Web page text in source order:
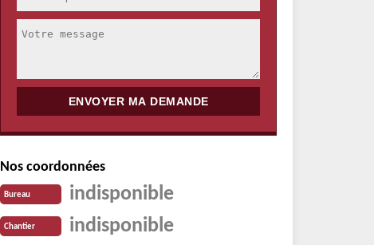
Nos coordonnées
Bureau indisponible
Chantier indisponible